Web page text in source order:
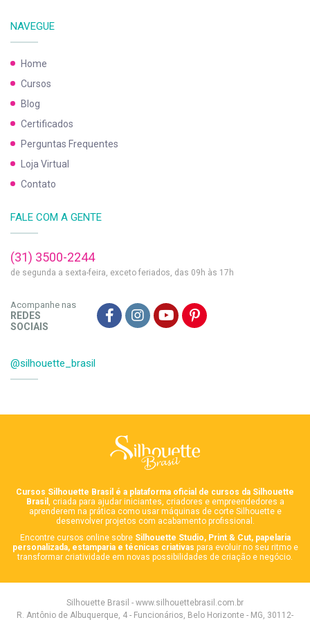
NAVEGUE
Home
Cursos
Blog
Certificados
Perguntas Frequentes
Loja Virtual
Contato
FALE COM A GENTE
(31) 3500-2244
de segunda a sexta-feira, exceto feriados, das 09h às 17h
Acompanhe nas
REDES
SOCIAIS
@silhouette_brasil
Cursos Silhouette Brasil é a plataforma oficial de cursos da Silhouette
Brasil , criada para ajudar iniciantes, criadores e empreendedores a
aprenderem na prática como usar máquinas de corte Silhouette e
desenvolver projetos com acabamento profissional.
Encontre cursos online sobre Silhouette Studio, Print & Cut, papelaria
personalizada, estamparia e técnicas criativas para evoluir no seu ritmo e
transformar criatividade em novas possibilidades de criação e negócio.
Silhouette Brasil - www.silhouettebrasil.com.br
R. Antônio de Albuquerque, 4 - Funcionários, Belo Horizonte - MG, 30112-